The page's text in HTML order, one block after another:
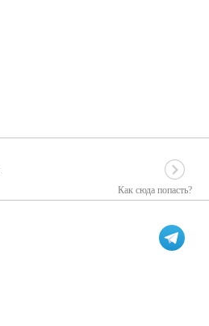
Как сюда попасть?